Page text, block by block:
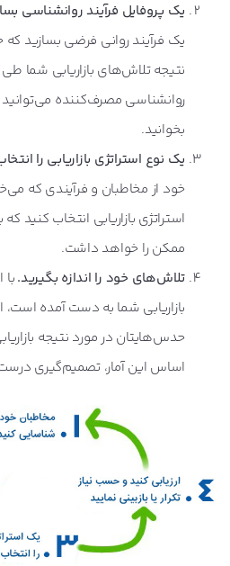
یک پروفایل فرآیند روانشناسی
یک فرآیند روانی فرضی بسازید
نتیجه تلاش‌های بازاریابی شما
روانشناسی مصرف‌کننده می‌توانید
بخوانید.
یک نوع استراتژی بازاریابی را
خود از مخاطبان و فرآیندی که
استراتژی بازاریابی انتخاب کنید
ممکن را خواهد داشت.
تلاشهای خود را اندازه بگیرید.
بازاریابی شما به دست آمده است،
حدس‌هایتان در مورد نتیجه
اساس این آمار، تصمیم‌گیری